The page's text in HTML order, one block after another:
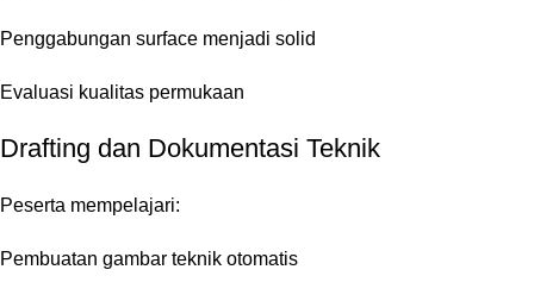
Penggabungan surface menjadi solid
Evaluasi kualitas permukaan
Drafting dan Dokumentasi Teknik
Peserta mempelajari:
Pembuatan gambar teknik otomatis